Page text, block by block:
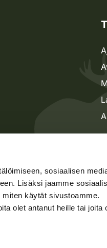
sosiaalisen
Lisäksi jaamme
käytät sivustoamme.
olet antanut heille tai joita